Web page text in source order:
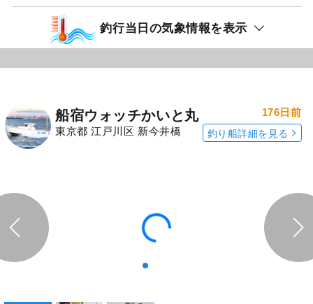
釣行当日の気象情報を表示
船宿ウォッチかいと丸
東京都 江戸川区 新今井橋
176日前
釣り船詳細を見る